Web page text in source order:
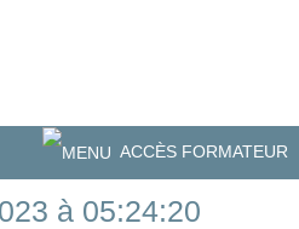
ACCÈS FORMATEUR
à 05:24:20